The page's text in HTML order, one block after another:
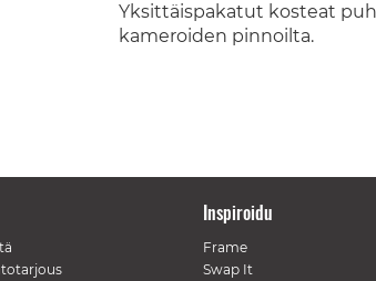
Yksittäispakatut kosteat
kameroiden pinnoilta.
Inspiroidu
Frame
Swap It